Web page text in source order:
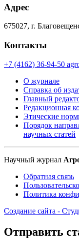
Адрес
675027, г.
Контакты
+7 (4162) 36-94-50
О журнале
Справка об
Главный
Редакционная
Этические
Порядок
научных статей
Научный журнал
Обратная связь
Политика
Создание сайта -
Отправить